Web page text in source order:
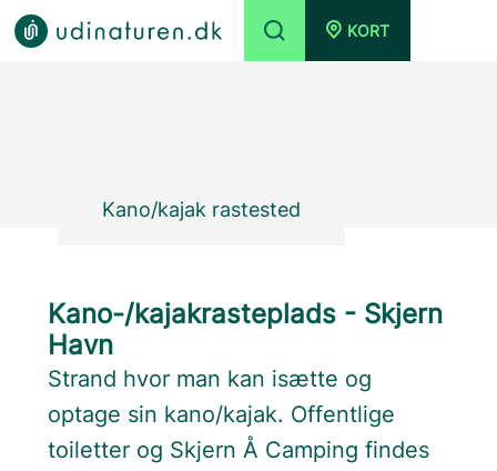
KORT
Kano/kajak rastested
Kano-/kajakrasteplads - Skjern
Havn
Strand hvor man kan isætte og
optage sin kano/kajak. Offentlige
toiletter og Skjern Å Camping findes